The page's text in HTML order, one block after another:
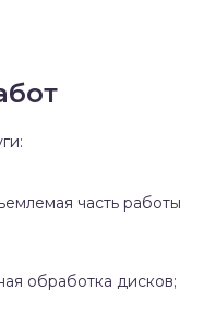
часть работы
обработка дисков;